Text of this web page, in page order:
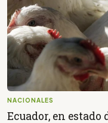
NACIONALES
Ecuador, en